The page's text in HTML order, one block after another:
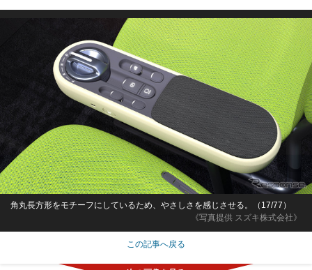
《写真提供 スズキ株式会社》
角丸長方形をモチーフにしているため、やさしさを感じさせる。（17/77）
この記事へ戻る